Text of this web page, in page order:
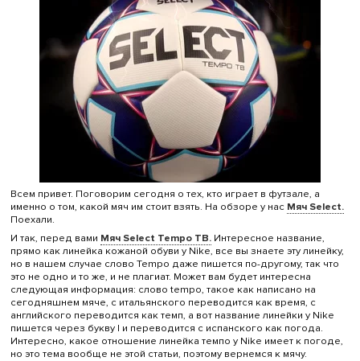
Всем привет. Поговорим сегодня о тех, кто играет в футзале, а
именно о том, какой мяч им стоит взять. На обзоре у нас Мяч Select.
Поехали.
И так, перед вами Мяч Select Tempo TB.Интересное название,
прямо как линейка кожаной обуви у Nike, все вы знаете эту линейку,
но в нашем случае слово Tempo даже пишется по-другому, так что
это не одно и то же, и не плагиат. Может вам будет интересна
следующая информация: слово tempo, такое как написано на
сегодняшнем мяче, с итальянского переводится как время, с
английского переводится как темп, а вот название линейки у Nike
пишется через букву I и переводится с испанского как погода.
Интересно, какое отношение линейка темпо у Nike имеет к погоде,
но это тема вообще не этой статьи, поэтому вернемся к мячу.